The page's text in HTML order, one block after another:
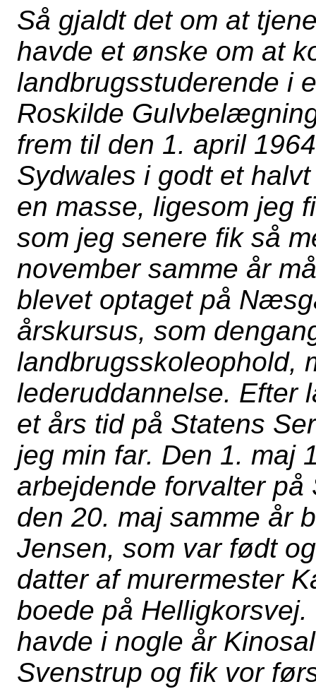
Så gjaldt det om at
havde et ønske om at
landbrugsstuderende i
Roskilde
frem til den 1. april
Sydwales i godt et
en masse, ligesom jeg
som jeg senere fik så
november samme år
blevet optaget på
årskursus, som
landbrugsskoleophold,
lederuddannelse. Efter
et års tid på Statens
jeg min far. Den 1. maj
arbejdende forvalter
den 20. maj samme år
Jensen, som var født
datter af murermester
boede på
havde i nogle år
Svenstrup og fik vor